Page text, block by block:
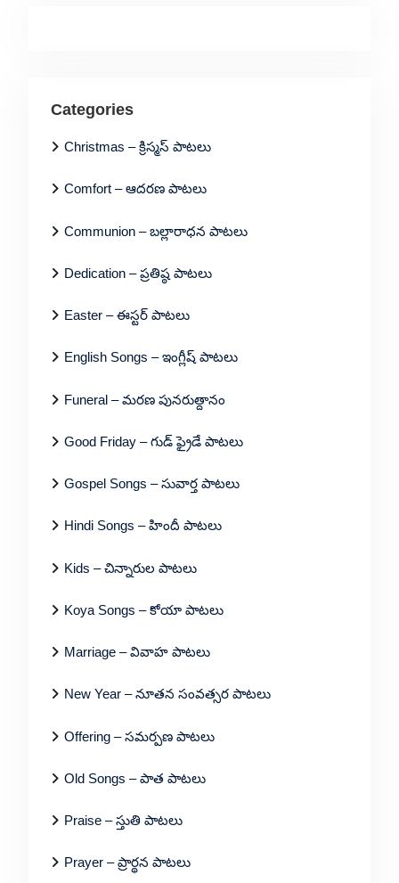
Categories
Christmas – క్రిస్మస్ పాటలు
Comfort – ఆదరణ పాటలు
Communion – బల్లారాధన పాటలు
Dedication – ప్రతిష్ఠ పాటలు
Easter – ఈస్టర్ పాటలు
English Songs – ఇంగ్లీష్ పాటలు
Funeral – మరణ పునరుత్దానం
Good Friday – గుడ్ ఫ్రైడే పాటలు
Gospel Songs – సువార్త పాటలు
Hindi Songs – హిందీ పాటలు
Kids – చిన్నారుల పాటలు
Koya Songs – కోయా పాటలు
Marriage – వివాహ పాటలు
New Year – నూతన సంవత్సర పాటలు
Offering – సమర్పణ పాటలు
Old Songs – పాత పాటలు
Praise – స్తుతి పాటలు
Prayer – ప్రార్థన పాటలు